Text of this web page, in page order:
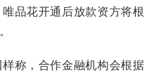
品花开通后放款资方将根
称，合作金融机构会根据